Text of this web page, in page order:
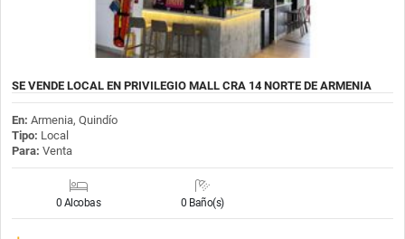
SE VENDE LOCAL EN PRIVILEGIO MALL CRA 14 NORTE DE ARMENIA
En: Armenia, Quindío
Tipo: Local
Para: Venta
0 Alcobas 0 Baño(s)